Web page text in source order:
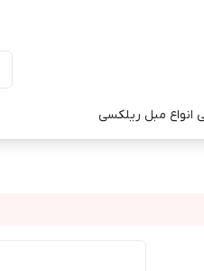
انواع مبل ریلکسی